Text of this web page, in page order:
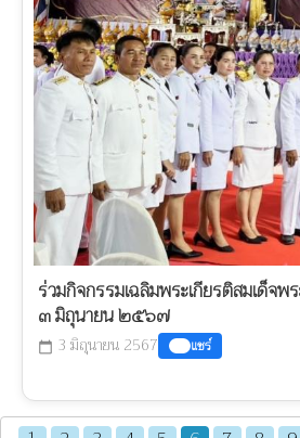
ร่วมกิจกรรมเฉลิมพระเกียรติสมเด็จพ
๓ มิถุนายน ๒๕๖๗
calendar_today 3 มิถุนายน 2567 แชร์